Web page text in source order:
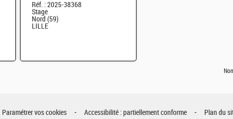
Réf. : 2025-38368
Stage
Nord (59)
LILLE
Paramétrer vos cookies Accessibilité : partiellement conforme Plan du